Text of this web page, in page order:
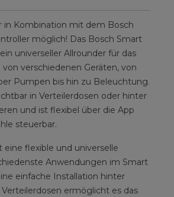
in Kombination mit dem Bosch
möglich! Das Bosch Smart
universeller Allrounder für das
verschiedenen Geräten, von
Pumpen bis hin zu Beleuchtung.
in Verteilerdosen oder hinter
und ist flexibel über die App
steuerbar.
eine flexible und universelle
Anwendungen im Smart
einfache Installation hinter
ermöglicht es das